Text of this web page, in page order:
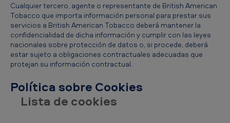
Cualquier tercero, agente o representante de British American
Tobacco que importa información personal para prestar sus
servicios a British American Tobacco deberá mantener la
confidencialidad de dicha información y cumplir con las leyes
nacionales sobre protección de datos o, si procede, deberá
estar sujeto a obligaciones contractuales adecuadas que
protejan su información contractual.
Política sobre Cookies
Lista de cookies